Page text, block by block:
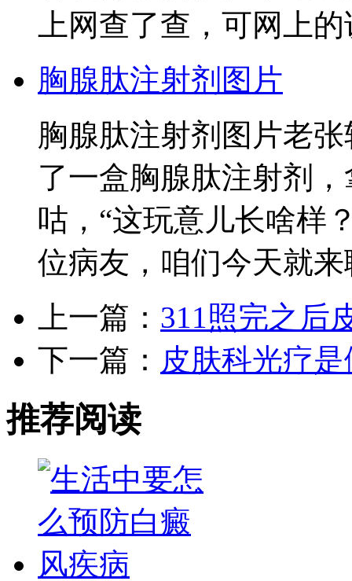
上网查了查，可网上
胸腺肽注射剂图片
胸腺肽注射剂图片老
了一盒胸腺肽注射剂
咕，“这玩意儿长啥样
位病友，咱们今天就来
上一篇： 311照完之后
下一篇： 皮肤科光疗
推荐阅读